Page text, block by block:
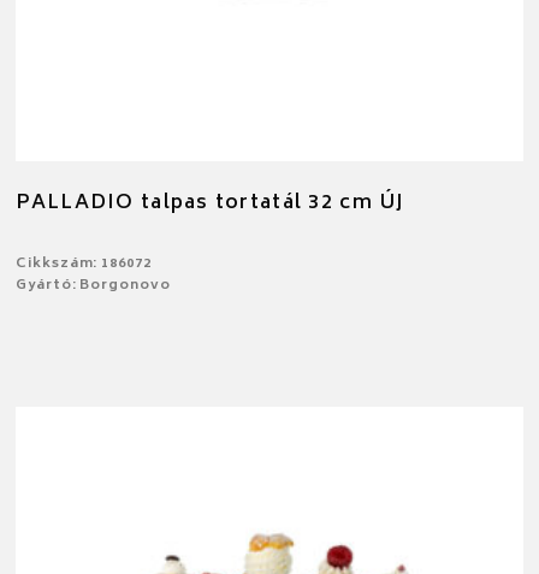
PALLADIO talpas tortatál 32 cm ÚJ
Cikkszám: 186072
Gyártó: Borgonovo